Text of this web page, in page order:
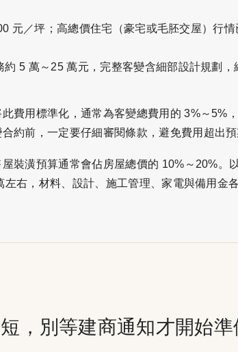
元／坪；高總價住宅（豪宅或毛胚交屋）行情
5 萬～25 萬元，完整客變含細部設計規劃
費用標準化，通常為客變總費用的 3%～5%
約前，一定要仔細審閱條款，避免費用超出預
裝潢預算通常會佔房屋總價的 10%～20%。
右，材料、設計、施工管理、家電與備用金各
，別等建商通知才開始準